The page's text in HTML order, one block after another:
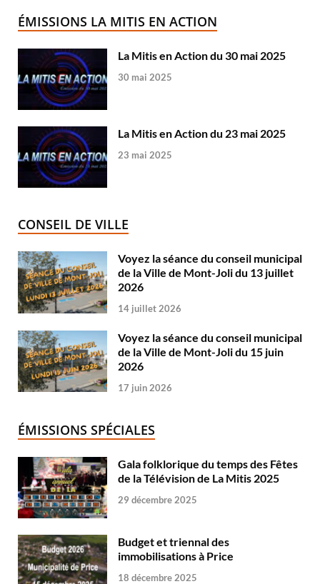
ÉMISSIONS LA MITIS EN ACTION
La Mitis en Action du 30 mai 2025
30 mai 2025
La Mitis en Action du 23 mai 2025
23 mai 2025
CONSEIL DE VILLE
Voyez la séance du conseil municipal
de la Ville de Mont-Joli du 13 juillet
2026
14 juillet 2026
Voyez la séance du conseil municipal
de la Ville de Mont-Joli du 15 juin
2026
17 juin 2026
ÉMISSIONS SPÉCIALES
Gala folklorique du temps des Fêtes
de la Télévision de La Mitis 2025
29 décembre 2025
Budget et triennal des
immobilisations à Price
18 décembre 2025